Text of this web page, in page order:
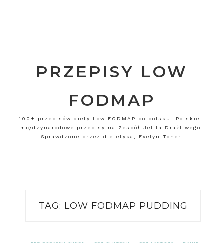
PRZEPISY LOW
FODMAP
100+ przepisów diety Low FODMAP po polsku. Polskie i
międzynarodowe przepisy na Zespół Jelita Drażliwego.
Sprawdzone przez dietetyka, Evelyn Toner.
TAG: LOW FODMAP PUDDING